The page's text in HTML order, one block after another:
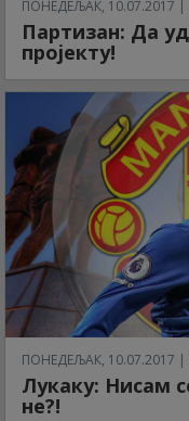
ПОНЕДЕЉАК, 10.07.2017 |
Партизан: Да
пројекту!
ПОНЕДЕЉАК, 10.07.2017 |
Лукаку: Нисам
не?!